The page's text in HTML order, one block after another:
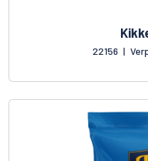
22156 |